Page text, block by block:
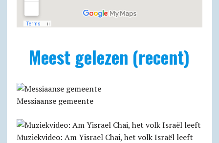
Meest gelezen (recent)
Messiaanse gemeente
Muziekvideo: Am Yisrael Chai, het volk Israël leeft